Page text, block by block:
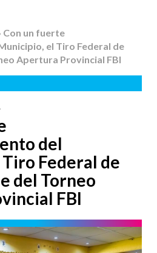
Con un fuerte
el Tiro Federal de
Apertura Provincial FBI
del
Federal de
del Torneo
FBI